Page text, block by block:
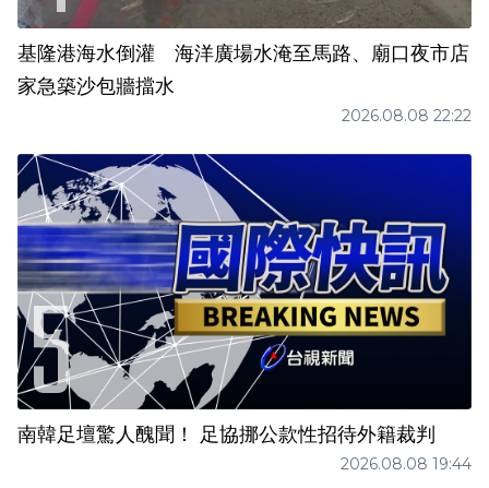
基隆港海水倒灌 海洋廣場水淹至馬路、廟口夜市店
家急築沙包牆擋水
2026.08.08 22:22
南韓足壇驚人醜聞！ 足協挪公款性招待外籍裁判
2026.08.08 19:44